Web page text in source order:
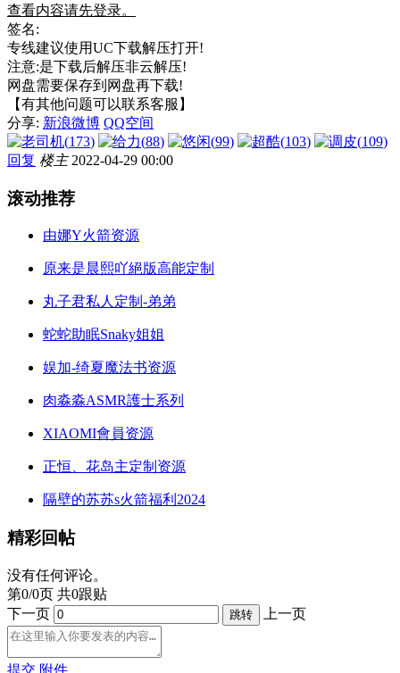
查看内容请先登录。
签名:
专线建议使用UC下载解压打开!
注意:是下载后解压非云解压!
网盘需要保存到网盘再下载!
【有其他问题可以联系客服】
分享: 新浪微博 QQ空间
(173) (88) (99) (103) (109)
回复 楼主2022-04-29 00:00
滚动推荐
由娜Y火箭资源
原来是晨熙吖絕版高能定制
丸子君私人定制-弟弟
蛇蛇助眠Snaky姐姐
娱加-绮夏魔法书资源
肉淼淼ASMR護士系列
XIAOMI會員资源
正恒、花岛主定制资源
隔壁的苏苏s火箭福利2024
精彩回帖
没有任何评论。
第0/0页 共0跟贴
下一页
上一页
提交 附件